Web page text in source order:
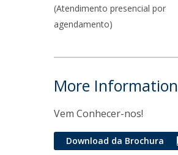
(Atendimento presencial por
agendamento)
More Information
Vem Conhecer-nos!
Download da Brochura